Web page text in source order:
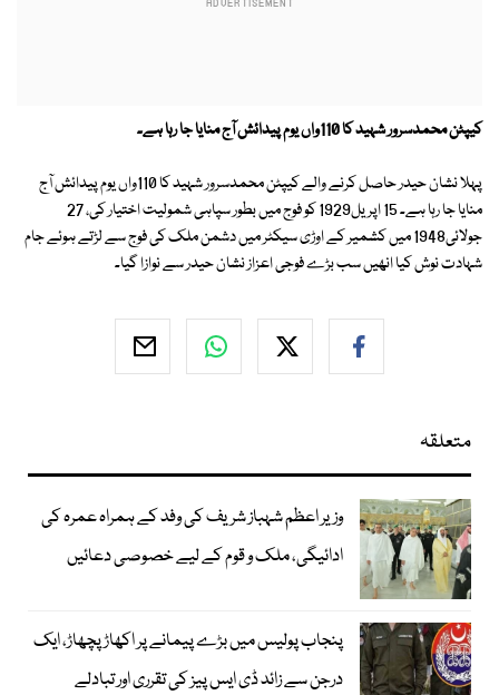
کیپٹن محمدسرور شہید کا 110واں یوم پیدائش آج منایا جا رہا ہے۔
پہلا نشان حیدر حاصل کرنے والے کیپٹن محمدسرور شہید کا 110واں یوم پیدائش آج
منایا جا رہا ہے۔
15 اپریل1929 کو فوج میں بطور سپاہی شمولیت اختیار کی، 27
جولائی1948 میں کشمیر کے اوڑی سیکٹر میں دشمن ملک کی فوج سے لڑتے ہوئے جام
شہادت نوش کیا انھیں سب بڑے فوجی اعزاز نشان حیدر سے نوازا گیا۔
متعلقہ
وزیر اعظم شہباز شریف کی وفد کے ہمراہ عمرہ کی
ادائیگی، ملک و قوم کے لیے خصوصی دعائیں
پنجاب پولیس میں بڑے پیمانے پر اکھاڑ پچھاڑ، ایک
درجن سے زائد ڈی ایس پیز کی تقرری اور تبادلے